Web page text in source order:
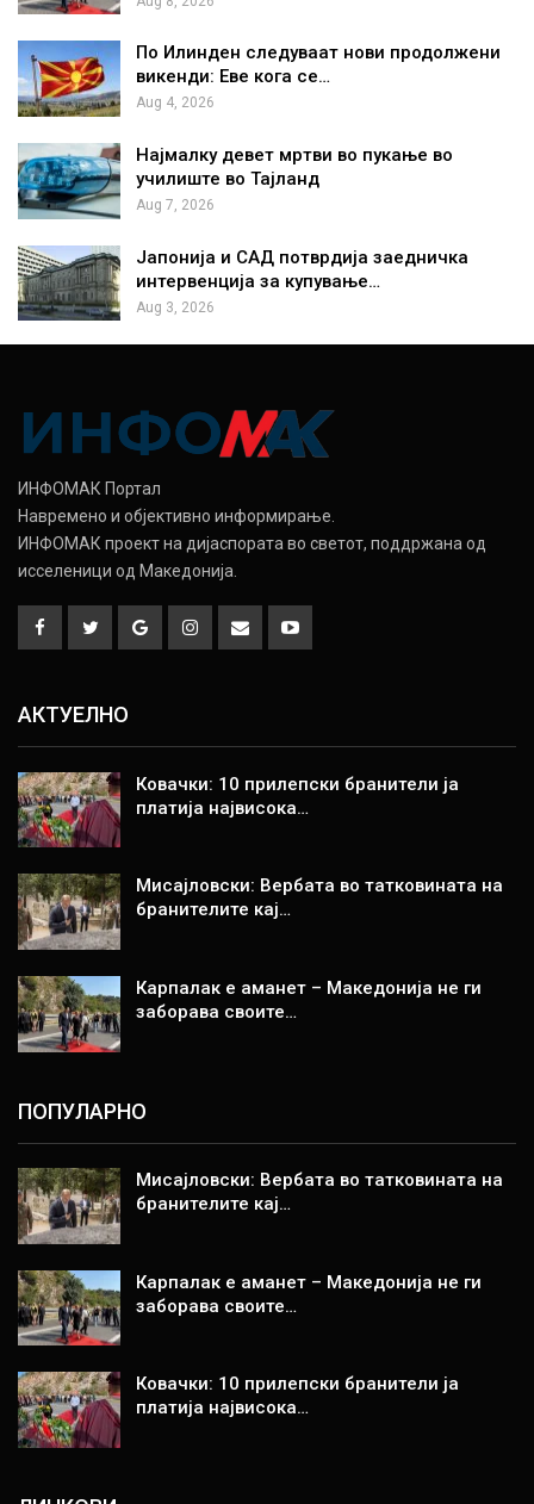
По Илинден следуваат нови продолжени
викенди: Еве кога се…
Aug 4, 2026
Најмалку девет мртви во пукање во
училиште во Тајланд
Aug 7, 2026
Јапонија и САД потврдија заедничка
интервенција за купување…
Aug 3, 2026
ИНФОМАК Портал
Навремено и објективно информирање.
ИНФОМАК проект на дијаспората во светот, поддржана од
исселеници од Македонија.
АКТУЕЛНО
Ковачки: 10 прилепски бранители ја
платија највисока…
Мисајловски: Вербата во татковината на
бранителите кај…
Карпалак е аманет – Македонија не ги
заборава своите…
ПОПУЛАРНО
Мисајловски: Вербата во татковината на
бранителите кај…
Карпалак е аманет – Македонија не ги
заборава своите…
Ковачки: 10 прилепски бранители ја
платија највисока…